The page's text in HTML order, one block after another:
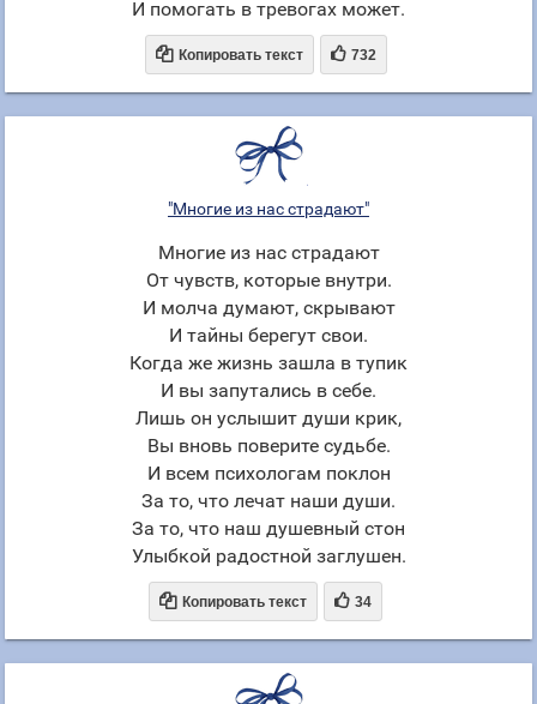
И помогать в тревогах может.
 Копировать текст  732
"Многие из нас страдают"
Многие из нас страдают
От чувств, которые внутри.
И молча думают, скрывают
И тайны берегут свои.
Когда же жизнь зашла в тупик
И вы запутались в себе.
Лишь он услышит души крик,
Вы вновь поверите судьбе.
И всем психологам поклон
За то, что лечат наши души.
За то, что наш душевный стон
Улыбкой радостной заглушен.
 Копировать текст  34